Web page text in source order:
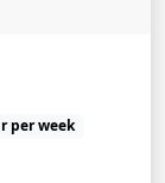
per week